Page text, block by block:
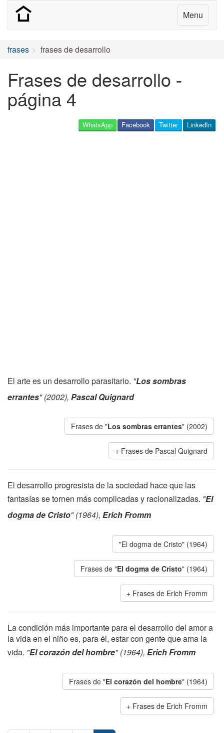
Menu
frases frases de desarrollo
Frases de desarrollo -
página 4
LinkedIn
Twitter
Facebook
WhatsApp
El arte es un desarrollo parasitario. "Los sombras
errantes" (2002), Pascal Quignard
Frases de "Los sombras errantes" (2002)
Frases de Pascal Quignard
El desarrollo progresista de la sociedad hace que las
fantasías se tornen más complicadas y racionalizadas. "El
dogma de Cristo" (1964), Erich Fromm
"El dogma de Cristo" (1964)
Frases de "El dogma de Cristo" (1964)
Frases de Erich Fromm
La condición más importante para el desarrollo del amor a
la vida en el niño es, para él, estar con gente que ama la
vida. "El corazón del hombre" (1964), Erich Fromm
Frases de "El corazón del hombre" (1964)
Frases de Erich Fromm